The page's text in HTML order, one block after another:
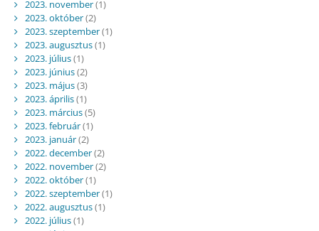
2023. november(1)
2023. október(2)
2023. szeptember(1)
2023. augusztus(1)
2023. július(1)
2023. június(2)
2023. május(3)
2023. április(1)
2023. március(5)
2023. február(1)
2023. január(2)
2022. december(2)
2022. november(2)
2022. október(1)
2022. szeptember(1)
2022. augusztus(1)
2022. július(1)